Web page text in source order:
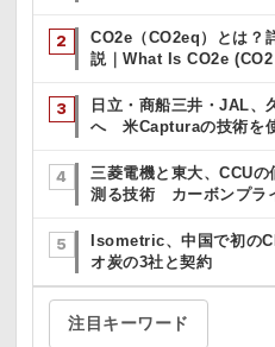
CO2e（CO2eq）とは？
説｜What Is CO2e
日立・商船三井・JAL、
へ 米Capturaの技術を
三菱電機と東大、CCU
測る技術 カーボンプラ
Isometric、中国で初の
オ炭の3社と契約
注目キーワード